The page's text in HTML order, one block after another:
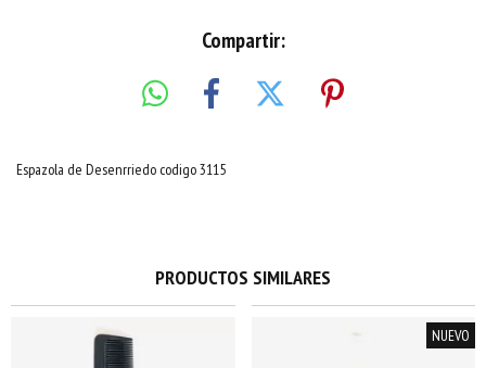
Compartir:
Espazola de Desenrriedo codigo 3115
PRODUCTOS SIMILARES
NUEVO